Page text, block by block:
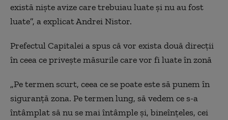
există niște avize care trebuiau luate și nu au fost
luate”, a explicat Andrei Nistor.
Prefectul Capitalei a spus că vor exista două direcții
în ceea ce privește măsurile care vor fi luate în zonă
„Pe termen scurt, ceea ce se poate este săpunem în
siguranță zona. Pe termen lung, să vedem ce s-a
întâmplat să nu se mai întâmple și, bineînțeles, cei